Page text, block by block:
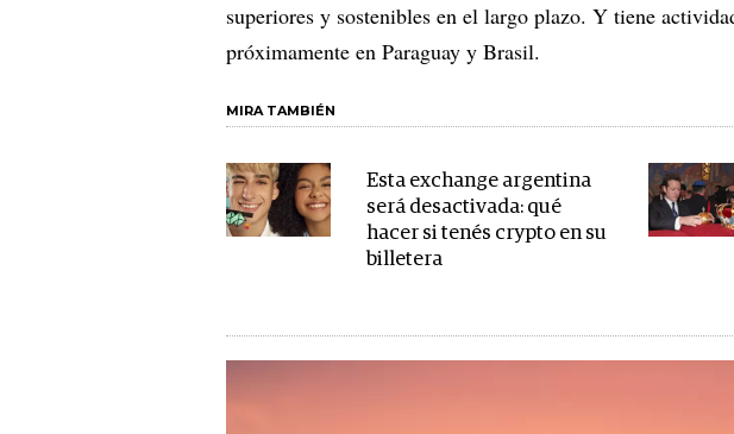
superiores y sostenibles en el largo plazo. Y tiene
próximamente en Paraguay y Brasil.
MIRA TAMBIÉN
Esta exchange argentina
será desactivada: qué
hacer si tenés crypto en su
billetera